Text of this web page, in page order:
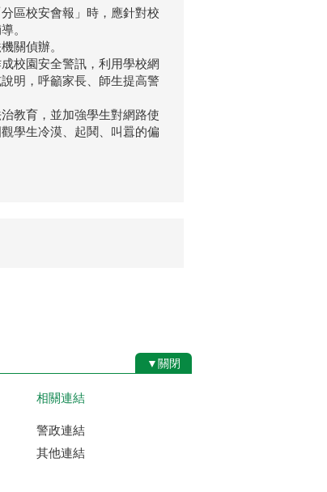
區校安會報」時，應針對校
。
關偵辦。
校園安全警訊，利用學校網
明，呼籲家長、師生提高警
教育，並加強學生對網路使
學生冷漠、起鬨、叫囂的偏
▼關閉
相關連結
警政連結
其他連結